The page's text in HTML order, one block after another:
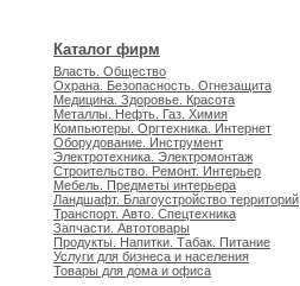
Каталог фирм
Власть. Общество
Охрана. Безопасность. Огнезащита
Медицина. Здоровье. Красота
Металлы. Нефть. Газ. Химия
Компьютеры. Оргтехника. Интернет
Оборудование. Инструмент
Электротехника. Электромонтаж
Строительство. Ремонт. Интерьер
Мебель. Предметы интерьера
Ландшафт. Благоустройство территорий
Транспорт. Авто. Спецтехника
Запчасти. Автотовары
Продукты. Напитки. Табак. Питание
Услуги для бизнеса и населения
Товары для дома и офиса